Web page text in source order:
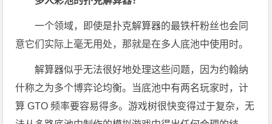
一个领域，即使是扑克解算器的最铁杆粉丝也会同
意它们实际上毫无用处，那就是在多人底池中使用时。
解算器似乎无法很好地处理这些问题，因为约翰纳
什称之为多个博弈论均衡。当底池中有两名玩家时，计
算 GTO 频率要容易得多。游戏树很快变得过于复杂，无